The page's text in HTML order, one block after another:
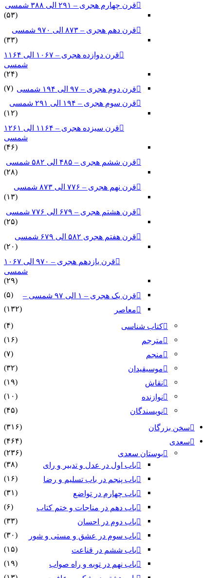
قرن چهارم هجری – ۲۹۱ الی ۳۸۸ شمسی
(۵۳)
قرن دهم هجری – ۸۷۳ الی ۹۷۰ شمسی
(۳۳)
قرن دوازده هجری – ۱۰۶۷ الی ۱۱۶۴
شمسی
(۲۴)
قرن دوم هجری – ۹۷ الی ۱۹۴ شمسی
(۷)
قرن سوم هجری – ۱۹۴ الی ۲۹۱ شمسی
(۱۲)
قرن سیزده هجری – ۱۱۶۴ الی ۱۲۶۱
شمسی
(۴۶)
قرن ششم هجری – ۴۸۵ الی ۵۸۲ شمسی
(۲۸)
قرن نهم هجری – ۷۷۶ الی ۸۷۳ شمسی
(۱۳)
قرن هشتم هجری – ۶۷۹ الی ۷۷۶ شمسی
(۲۵)
قرن هفتم هجری ۵۸۲ الی ۶۷۹ شمسی
(۲۰)
قرن یازدهم هجری – ۹۷۰ الی ۱۰۶۷
شمسی
(۲۹)
قرن یک هجری – ۱ الی ۹۷ شمسی –
(۵)
معاصر
(۱۳۲)
کتاب شناسی
(۴)
مترجم
(۱۶)
منجم
(۷)
موسیقیدان
(۳۲)
نقاش
(۱۹)
نوازنده
(۱۰)
نویسندگان
(۴۵)
سخن بزرگان
(۳۱۶)
سعدی
(۴۶۴)
بوستان سعدی
(۲۳۶)
باب اول در عدل و تدبیر و رای
(۳۸)
باب پنجم در باب تسلیم و رضا
(۱۶)
باب چهارم در تواضع
(۳۱)
باب دهم در مناجات و ختم کتاب
(۶)
باب دوم در احسان
(۳۳)
باب سوم در عشق و مستی و شور
(۳۰)
باب ششم در قناعت
(۱۵)
باب نهم در توبه و راه صواب
(۱۹)